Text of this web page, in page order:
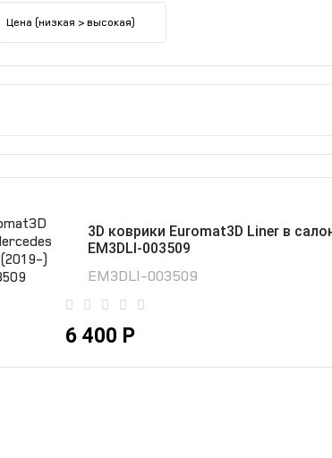
3D коврики Euromat3D Liner в
EM3DLI-003509
EM3DLI-003509
6 400 Р